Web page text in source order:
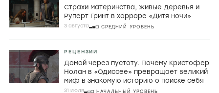
Страхи материнства, живые деревья и
Руперт Гринт в хорроре «Дитя ночи»
3 августа СРЕДНИЙ УРОВЕНЬ
РЕЦЕНЗИИ
Домой через пустоту. Почему Кристофер
Нолан в «Одиссее» превращает великий
миф в знакомую историю о поиске себя
31 июля НАЧАЛЬНЫЙ УРОВЕНЬ